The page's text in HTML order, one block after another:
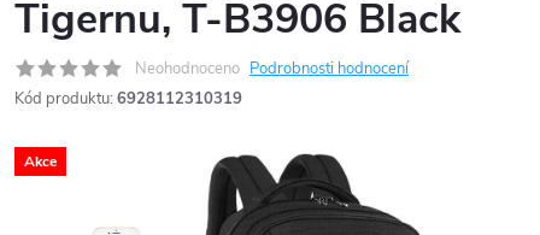
Tigernu, T-B3906 Black
Neohodnoceno Podrobnosti hodnocení
Kód produktu: 6928112310319
Akce